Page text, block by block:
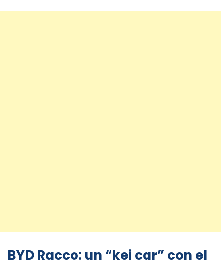
BYD Racco: un “kei car” con el